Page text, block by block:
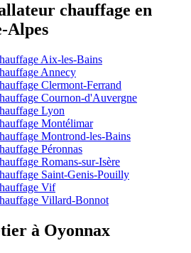
chauffage en
Alpes
Aix-les-Bains
Annecy
Clermont-Ferrand
Cournon-d'Auvergne
Lyon
Montélimar
Montrond-les-Bains
Péronnas
Romans-sur-Isère
Saint-Genis-Pouilly
Vif
Villard-Bonnot
à Oyonnax